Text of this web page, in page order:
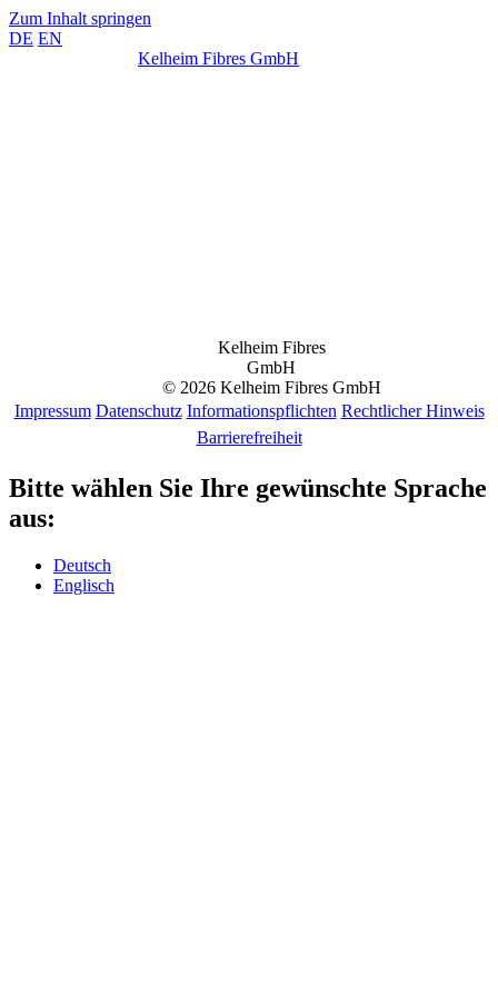
Zum Inhalt springen
DE EN
Kelheim Fibres GmbH
Kelheim Fibres
GmbH
© 2026 Kelheim Fibres GmbH
Impressum Datenschutz Informationspflichten Rechtlicher Hinweis
Barrierefreiheit
Bitte wählen Sie Ihre gewünschte Sprache
aus:
Deutsch
Englisch